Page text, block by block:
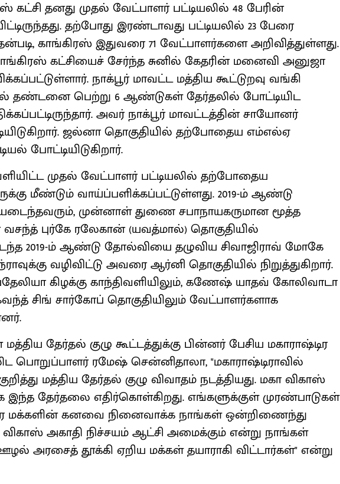
கட்சி தனது முதல் வேட்பாளர் பட்டியலில் 48 பேரின்
தற்போது இரண்டாவது பட்டியலில் 23 பேரை
காங்கிரஸ் இதுவரை 71 வேட்பாளர்களை அறிவித்துள்ளது.
கட்சியைச் சேர்ந்த சுனில் கேதரின் மனைவி அனுஜா
நாக்பூர் மாவட்ட மத்திய கூட்டுறவு வங்கி
தண்டனை பெற்று 6 ஆண்டுகள் தேர்தலில் போட்டியிட
அவர் நாக்பூர் மாவட்டத்தின் சாயோனர்
ஜல்னா தொகுதியில் தற்போதைய எம்எல்ஏ
போட்டியிடுகிறார்.
முதல் வேட்பாளர் பட்டியலில் தற்போதைய
மீண்டும் வாய்ப்பளிக்கப்பட்டுள்ளது. 2019-ம் ஆண்டு
முன்னாள் துணை சபாநாயகருமான மூத்த
புர்கே ரலேகான் (யவத்மால்) தொகுதியில்
கடந்த 2019-ம் ஆண்டு தோல்வியை தழுவிய சிவாஜிராவ் மோகே
வழிவிட்டு அவரை ஆர்னி தொகுதியில் நிறுத்துகிறார்.
கிழக்கு காந்திவளியிலும், கணேஷ் யாதவ் கோலிவாடா
சிங் சார்கோப் தொகுதியிலும் வேட்பாளர்களாக
தேர்தல் குழு கூட்டத்துக்கு பின்னர் பேசிய மகாராஷ்டிர
பொறுப்பாளர் ரமேஷ் சென்னிதாலா, "மகாராஷ்டிராவில்
மத்திய தேர்தல் குழு விவாதம் நடத்தியது. மகா விகாஸ்
இந்த தேர்தலை எதிர்கொள்கிறது. எங்களுக்குள் முரண்பாடுகள்
மக்களின் கனவை நினைவாக்க நாங்கள் ஒன்றிணைந்து
விகாஸ் அகாதி நிச்சயம் ஆட்சி அமைக்கும் என்று நாங்கள்
அரசைத் தூக்கி ஏறிய மக்கள் தயாராகி விட்டார்கள்" என்று